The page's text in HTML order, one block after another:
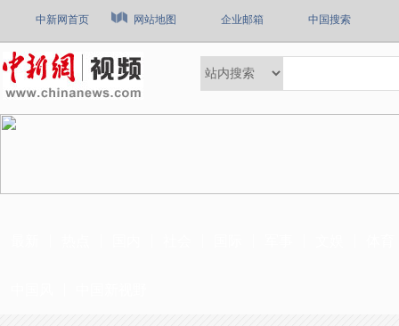
中新网首页 网站地图 企业邮箱 中国搜索